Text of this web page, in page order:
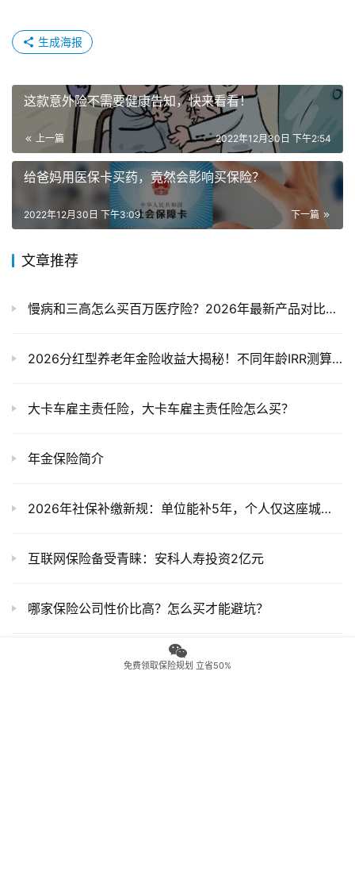
生成海报
这款意外险不需要健康告知，快来看看！
上一篇 2022年12月30日 下午2:54
给爸妈用医保卡买药，竟然会影响买保险？
下一篇
2022年12月30日 下午3:09
文章推荐
慢病和三高怎么买百万医疗险？2026年最新产品对比给你答案
2026分红型养老年金险收益大揭秘！不同年龄IRR测算与竞品对比
大卡车雇主责任险，大卡车雇主责任险怎么买？
年金保险简介
2026年社保补缴新规：单位能补5年，个人仅这座城可补！操作指南全解析
互联网保险备受青睐：安科人寿投资2亿元
哪家保险公司性价比高？怎么买才能避坑？
120种重大疾病列表免费领取保险规划 立省50%